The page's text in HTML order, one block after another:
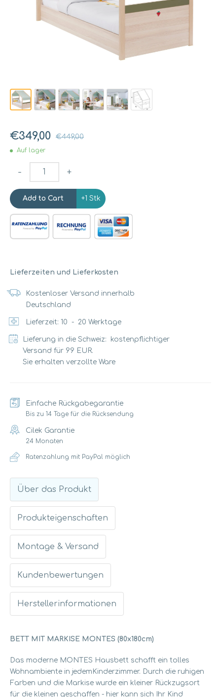
€349,00 €449,00
Auf lager
- +
+1 Stk
Lieferzeiten und Lieferkosten
Kostenloser Versand innerhalb
Deutschland
Lieferzeit: 10 - 20 Werktage
Lieferung in die Schweiz: kostenpflichtiger
Versand für 99 EUR.
Sie erhalten verzollte Ware
Einfache Rückgabegarantie
Bis zu 14 Tage für die Rücksendung
Cilek Garantie
24 Monaten
Ratenzahlung mit PayPal möglich
Über das Produkt
BETT MIT MARKISE MONTES (80x180cm)
Das moderne MONTES Hausbett schafft ein tolles
Wohnambiente in jedem Kinderzimmer. Durch die ruhigen
Farben und die Markise wurde ein kleiner Rückzugsort
für die kleinen geschaffen - hier kann sich Ihr Kind
Produkteigenschaften
Montage & Versand
Kundenbewertungen
Herstellerinformationen